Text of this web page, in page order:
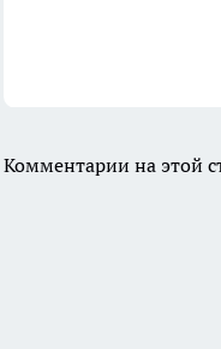
Комментарии на этой